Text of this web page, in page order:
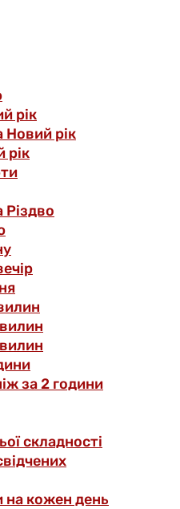
рік
Новий рік
рік
Різдво
за 2 години
складності
на кожен день